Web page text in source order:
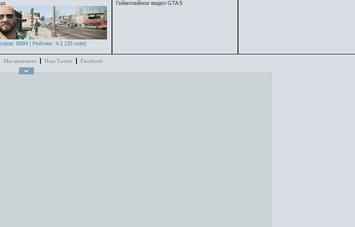
6894 | Рейтинг: 4.1 (33 vote)
Геймплейное видео GTA 5
Мы вконтакте Наш Twitter Facebook